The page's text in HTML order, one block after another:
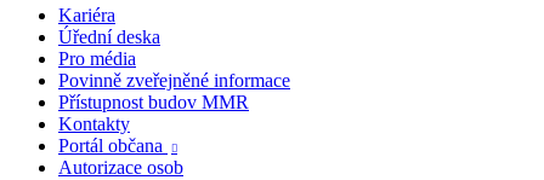
Kariéra
Úřední deska
Pro média
Povinně zveřejněné informace
Přístupnost budov MMR
Kontakty
Portál občana

Autorizace osob